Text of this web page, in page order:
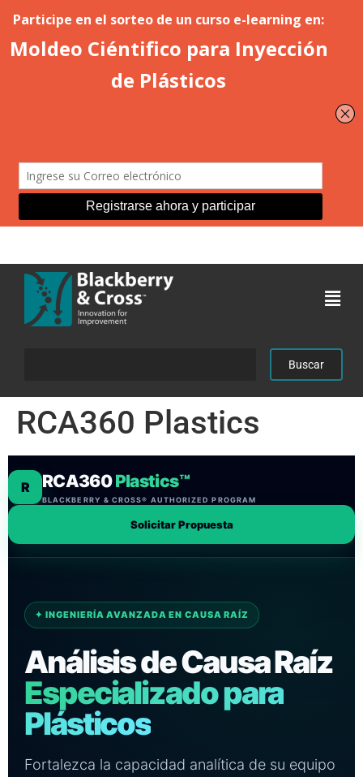
Acceder
RCA360 Plastics
R RCA360Plastics™
BLACKBERRY & CROSS® AUTHORIZED PROGRAM
Solicitar Propuesta
✦ INGENIERÍA AVANZADA EN CAUSA RAÍZ
Análisis de Causa Raíz
Especializado para
Plásticos
Fortalezca la capacidad analítica de su equipo